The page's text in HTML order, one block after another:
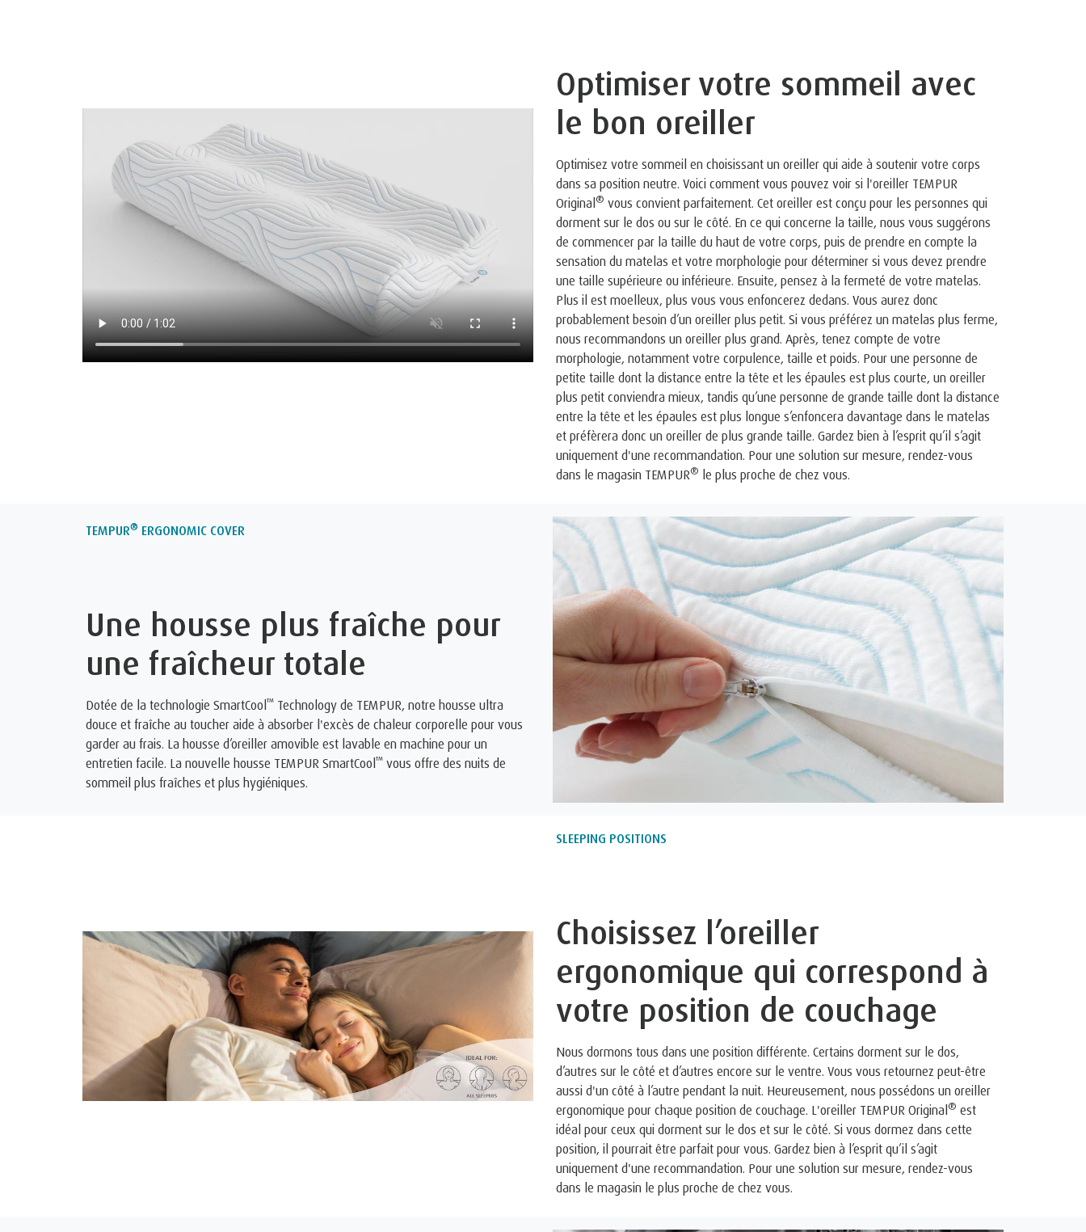
Optimiser votre sommeil avec
le bon oreiller
Optimisez votre sommeil en choisissant un oreiller qui aide à soutenir votre corps
dans sa position neutre. Voici comment vous pouvez voir si l'oreiller TEMPUR
Original ® vous convient parfaitement. Cet oreiller est conçu pour les personnes qui
dorment sur le dos ou sur le côté. En ce qui concerne la taille, nous vous suggérons
de commencer par la taille du haut de votre corps, puis de prendre en compte la
sensation du matelas et votre morphologie pour déterminer si vous devez prendre
une taille supérieure ou inférieure. Ensuite, pensez à la fermeté de votre matelas.
Plus il est moelleux, plus vous vous enfoncerez dedans. Vous aurez donc
probablement besoin d’un oreiller plus petit. Si vous préférez un matelas plus ferme,
nous recommandons un oreiller plus grand. Après, tenez compte de votre
morphologie, notamment votre corpulence, taille et poids. Pour une personne de
petite taille dont la distance entre la tête et les épaules est plus courte, un oreiller
plus petit conviendra mieux, tandis qu’une personne de grande taille dont la distance
entre la tête et les épaules est plus longue s’enfoncera davantage dans le matelas
et préfèrera donc un oreiller de plus grande taille. Gardez bien à l’esprit qu’il s’agit
uniquement d'une recommandation. Pour une solution sur mesure, rendez-vous
dans le magasin TEMPUR® le plus proche de chez vous.
TEMPUR® ERGONOMIC COVER
Une housse plus fraîche pour
une fraîcheur totale
Dotée de la technologie SmartCool ™ Technology de TEMPUR, notre housse ultra
douce et fraîche au toucher aide à absorber l'excès de chaleur corporelle pour vous
garder au frais. La housse d’oreiller amovible est lavable en machine pour un
entretien facile. La nouvelle housse TEMPUR SmartCool ™ vous offre des nuits de
sommeil plus fraîches et plus hygiéniques.
SLEEPING POSITIONS
Choisissez l’oreiller
ergonomique qui correspond à
votre position de couchage
Nous dormons tous dans une position différente. Certains dorment sur le dos,
d’autres sur le côté et d’autres encore sur le ventre. Vous vous retournez peut-être
aussi d'un côté à l’autre pendant la nuit. Heureusement, nous possédons un oreiller
ergonomique pour chaque position de couchage. L'oreiller TEMPUR Original® est
idéal pour ceux qui dorment sur le dos et sur le côté. Si vous dormez dans cette
position, il pourrait être parfait pour vous. Gardez bien à l’esprit qu’il s’agit
uniquement d'une recommandation. Pour une solution sur mesure, rendez-vous
dans le magasin le plus proche de chez vous.